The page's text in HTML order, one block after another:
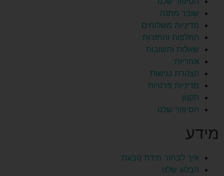
מידע
איך לבחור מידת טבעת
הבלוג שלנו
שובר מתנה
מדיניות משלוחים
החלפות והחזרות
שאלות ותשובות
אחריות
הצהרת נגישות
מדיניות פרטיות
תקנון
הסיפור שלנו